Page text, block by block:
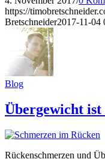
https://
Bretschneider2017-11-04
Blog
Übergewicht ist
Rückenschmerzen und